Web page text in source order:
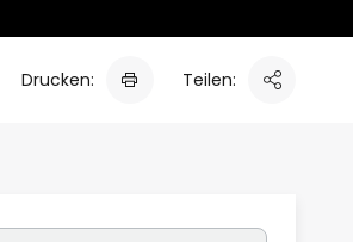
Drucken: Teilen: